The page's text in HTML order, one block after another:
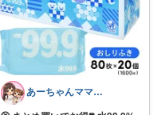
あーちゃんママ🐣朝コレ5時✨2y娘